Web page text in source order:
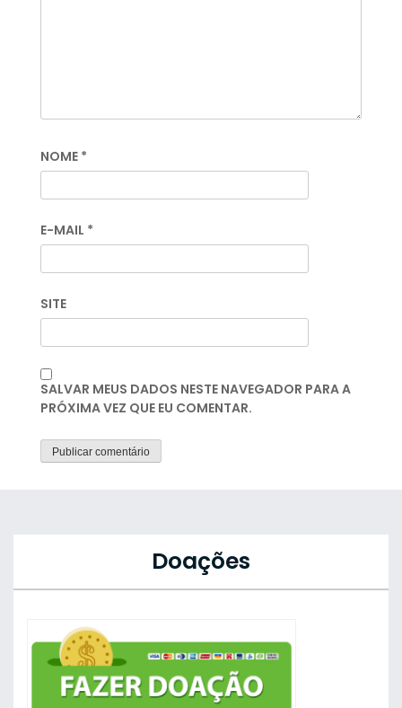
NOME *
E-MAIL *
SITE
SALVAR MEUS DADOS NESTE NAVEGADOR PARA A
PRÓXIMA VEZ QUE EU COMENTAR.
Doações